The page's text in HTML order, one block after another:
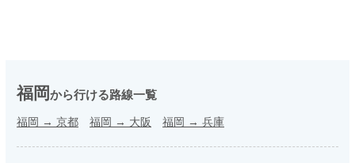
福岡から行ける路線一覧
福岡 → 京都 福岡 → 大阪 福岡 → 兵庫